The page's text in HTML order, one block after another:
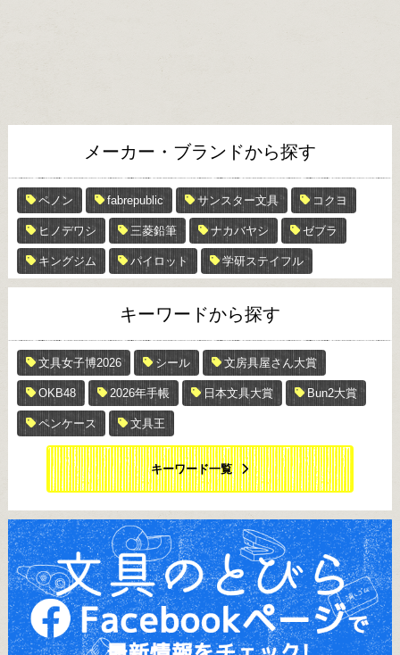
メーカー・ブランドから探す
ペノン fabrepublic サンスター文具 コクヨ
ヒノデワシ 三菱鉛筆 ナカバヤシ ゼブラ
キングジム パイロット 学研ステイフル
キーワードから探す
文具女子博2026 シール 文房具屋さん大賞
OKB48 2026年手帳 日本文具大賞 Bun2大賞
ペンケース 文具王
キーワード一覧